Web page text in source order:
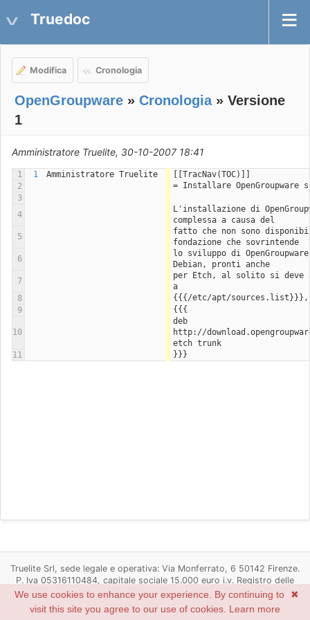
Truedoc
Modifica Cronologia
OpenGroupware » Cronologia» Versione
1
Amministratore Truelite, 30-10-2007 18:41
1 1 Amministratore Truelite
[[TracNav(TOC)]]
2
= Installare OpenGroupware
3
4
L'installazione di
complessa a causa del
5
fatto che non sono
fondazione che sovrintende
6
lo sviluppo di
Debian, pronti anche
7
per Etch, al solito si deve
a
8
{{{/etc/apt/
9
{{{
10
deb
http://
etch trunk
11
}}}
Truelite Srl, sede legale e operativa: Via Monferrato, 6 50142 Firenze.
P. Iva 05316110484, capitale sociale 15.000 euro i.v. Registro delle
imprese di Firenze n. 05316110484, R.E.A. Firenze n. 537498
Powered by
© 2006-2022 Jean-Philippe Lang
✖
We use cookies to enhance your experience. By continuing to
visit this site you agree to our use of cookies. Learn more